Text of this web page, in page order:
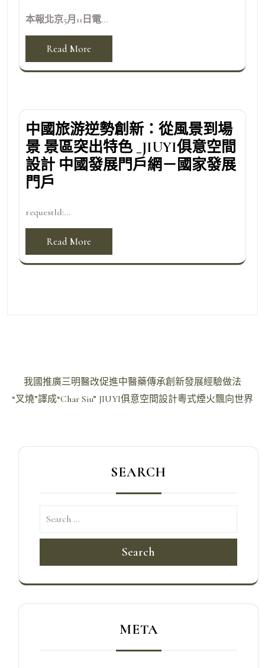
本報北京5月11日電...
Read More
中國旅游逆勢創新：從風景到場
景 景區突出特色 _JIUYI俱意空間
設計 中國發展門戶網－國家發展
門戶
requestId:...
Read More
章
我國推廣三明醫改促進中醫藥傳承創新發展經驗做法
“叉燒”譯成“Char Siu” JIUYI俱意空間設計粵式煙火飄向世界
SEARCH
Search
META